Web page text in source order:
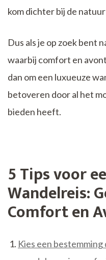
kom dichter bij de
Dus als je op zoek bent
waarbij comfort en
dan om een luxueuze
betoveren door al het
bieden heeft.
5 Tips voor
Wandelreis:
Comfort en
Kies een